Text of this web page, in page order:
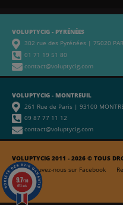
VOLUPTYCIG - PYRÉNÉES
302 rue des Pyrénées | 75020
01 71 19 51 80
contact@voluptycig.com
VOLUPTYCIG 2011 - 2026 © TOUS
Retrouvez-nous sur Facebook
VOLUPTYCIG - MONTREUIL
261 Rue de Paris | 93100
09 87 77 11 12
contact@voluptycig.com
9.7/10
653 avis